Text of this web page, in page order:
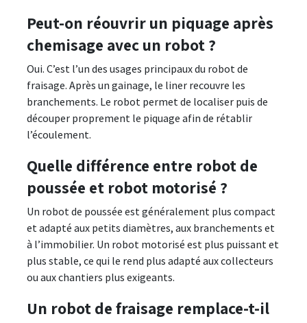
Peut-on réouvrir un piquage après
chemisage avec un robot ?
Oui. C’est l’un des usages principaux du robot de
fraisage. Après un gainage, le liner recouvre les
branchements. Le robot permet de localiser puis de
découper proprement le piquage afin de rétablir
l’écoulement.
Quelle différence entre robot de
poussée et robot motorisé ?
Un robot de poussée est généralement plus compact
et adapté aux petits diamètres, aux branchements et
à l’immobilier. Un robot motorisé est plus puissant et
plus stable, ce qui le rend plus adapté aux collecteurs
ou aux chantiers plus exigeants.
Un robot de fraisage remplace-t-il